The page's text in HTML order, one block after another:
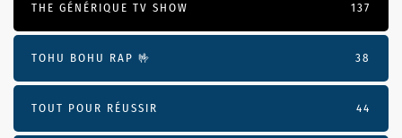
THE GÉNÉRIQUE TV SHOW 137
TOHU BOHU RAP 🤟 38
TOUT POUR RÉUSSIR 44